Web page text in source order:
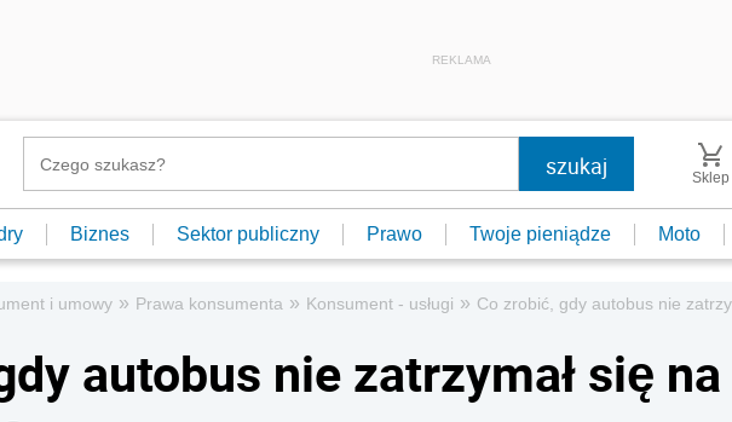
REKLAMA
Sklep
Biznes Sektor publiczny Prawo Twoje pieniądze Moto
i umowy » Prawa konsumenta » Konsument - usługi » Co zrobić, gdy autobus nie
autobus nie zatrzymał się na